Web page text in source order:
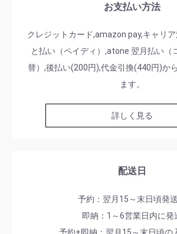
お支払い方法
クレジットカード,amazon pay,キャリ
と払い（ペイディ）,atone 翌月払い（
替）,後払い(200円),代金引換(440円)か
ます。
詳しく見る
配送日
予約：翌月15～末日頃発送
即納：1～6営業日内に発